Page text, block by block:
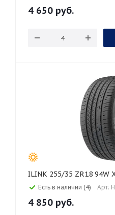
4 650 руб.
ILINK 255/35 ZR18
Есть в наличии (4) Арт:
4 850 руб.